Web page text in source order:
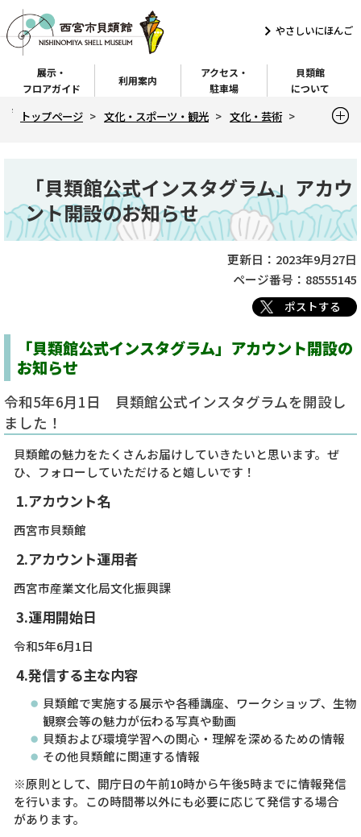
の
す
やさしいにほんご
展示・
フロアガイド
利用案内
アクセス・
駐車場
貝類館
について
現 トップページ 文化・スポーツ・観光
文化・芸術
「貝類館公式インスタグラム」アカウント開設のお知らせ
こ
こ
「貝類館公式インスタグラム」アカウ
ント開設のお知らせ
更新日：2023年9月27日
ページ番号：88555145
ポストする
「貝類館公式インスタグラム」アカウント開設の
お知らせ
令和5年6月1日 貝類館公式インスタグラムを開設し
ました！
貝類館の魅力をたくさんお届けしていきたいと思います。ぜ
ひ、フォローしていただけると嬉しいです！
1.アカウント名
西宮市貝類館
2.アカウント運用者
西宮市産業文化局文化振興課
3.運用開始日
令和5年6月1日
4.発信する主な内容
貝類館で実施する展示や各種講座、ワークショップ、生物
観察会等の魅力が伝わる写真や動画
貝類および環境学習への関心・理解を深めるための情報
その他貝類館に関連する情報
※原則として、開庁日の午前10時から午後5時までに情報発信
を行います。この時間帯以外にも必要に応じて発信する場合
があります。